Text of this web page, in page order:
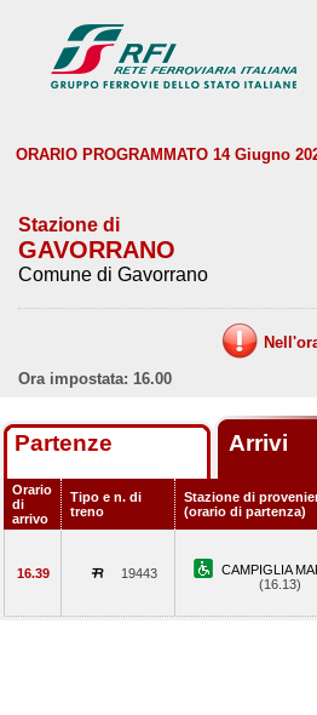
ORARIO PROGRAMMATO 14 Giugno
Stazione di
GAVORRANO
Comune di Gavorrano
Ora impostata: 16.00
Partenze Arrivi
Orario
di
arrivo
Tipo e n. di
treno
Stazione di
(orario di partenza)
16.39 19443
CAMPIGLIA
(16.13)